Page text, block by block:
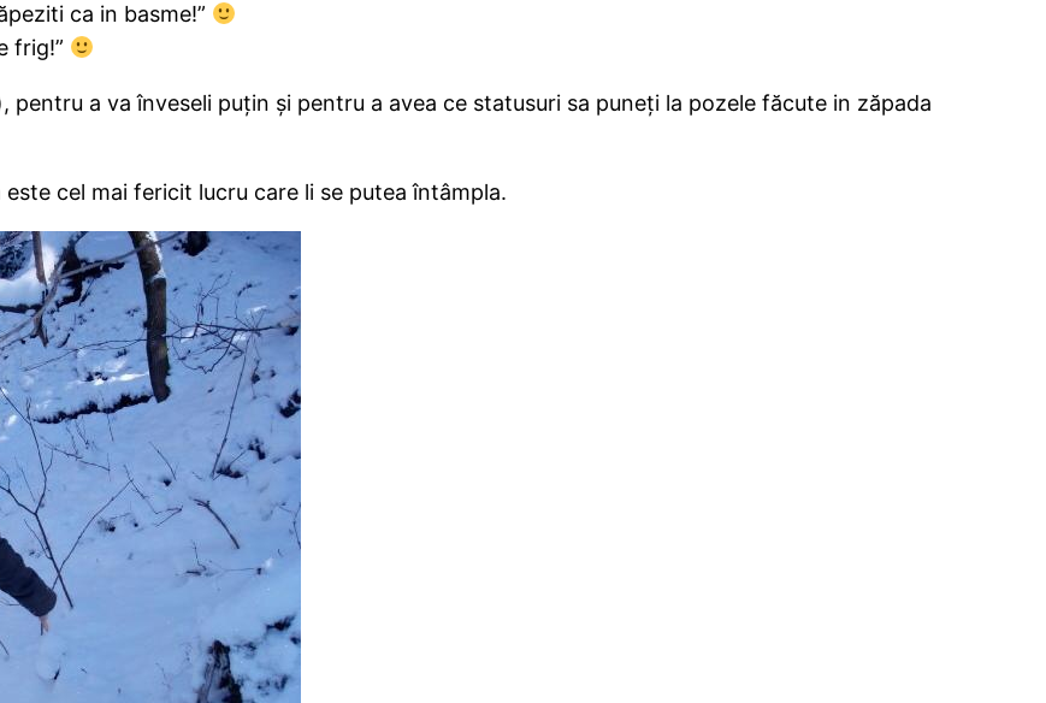
ca in basme!”
frig!”
pentru a va înveseli puțin și pentru a avea ce statusuri sa puneți la pozele făcute in zăpada
cel mai fericit lucru care li se putea întâmpla.